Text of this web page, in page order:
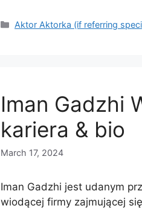
Categories
Aktor Aktorka (if referring
Iman Gadzhi
kariera & bio
March 17, 2024
Iman Gadzhi jest udanym
wiodącej firmy zajmującej